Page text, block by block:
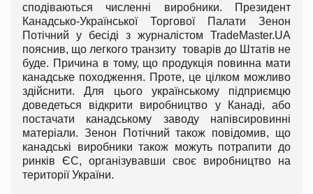
сподіваються численні виробники. Президент
Канадсько-Української Торгової Палати Зенон
Потічний у бесіді з журналістом TradeMaster.UA
пояснив, що легкого транзиту товарів до Штатів не
буде. Причина в тому, що продукція повинна мати
канадське походження. Проте, це цілком можливо
здійснити. Для цього українському підприємцю
доведеться відкрити виробництво у Канаді, або
постачати канадському заводу напівсировинні
матеріали. Зенон Потічний також повідомив, що
канадські виробники також можуть потрапити до
ринків ЄС, організувавши своє виробництво на
території України.